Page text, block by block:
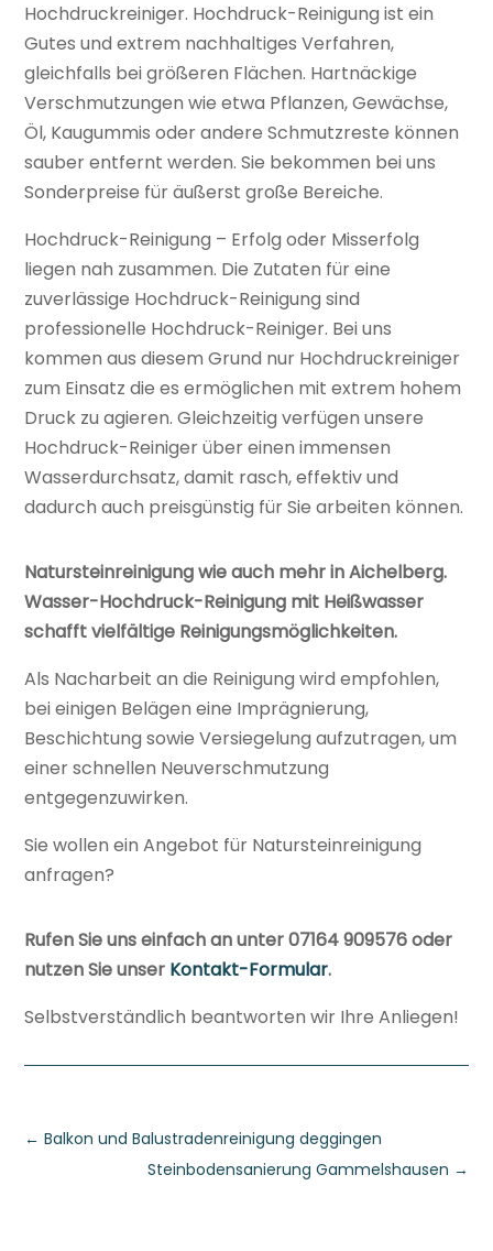
Hochdruckreiniger. Hochdruck-Reinigung ist ein
Gutes und extrem nachhaltiges Verfahren,
gleichfalls bei größeren Flächen. Hartnäckige
Verschmutzungen wie etwa Pflanzen, Gewächse,
Öl, Kaugummis oder andere Schmutzreste können
sauber entfernt werden. Sie bekommen bei uns
Sonderpreise für äußerst große Bereiche.
Hochdruck-Reinigung – Erfolg oder Misserfolg
liegen nah zusammen. Die Zutaten für eine
zuverlässige Hochdruck-Reinigung sind
professionelle Hochdruck-Reiniger. Bei uns
kommen aus diesem Grund nur Hochdruckreiniger
zum Einsatz die es ermöglichen mit extrem hohem
Druck zu agieren. Gleichzeitig verfügen unsere
Hochdruck-Reiniger über einen immensen
Wasserdurchsatz, damit rasch, effektiv und
dadurch auch preisgünstig für Sie arbeiten können.
Natursteinreinigung wie auch mehr in Aichelberg.
Wasser-Hochdruck-Reinigung mit Heißwasser
schafft vielfältige Reinigungsmöglichkeiten.
Als Nacharbeit an die Reinigung wird empfohlen,
bei einigen Belägen eine Imprägnierung,
Beschichtung sowie Versiegelung aufzutragen, um
einer schnellen Neuverschmutzung
entgegenzuwirken.
Sie wollen ein Angebot für Natursteinreinigung
anfragen?
Rufen Sie uns einfach an unter 07164 909576 oder
nutzen Sie unser Kontakt-Formular.
Selbstverständlich beantworten wir Ihre Anliegen!
←Balkon und Balustradenreinigung deggingen
Steinbodensanierung Gammelshausen →